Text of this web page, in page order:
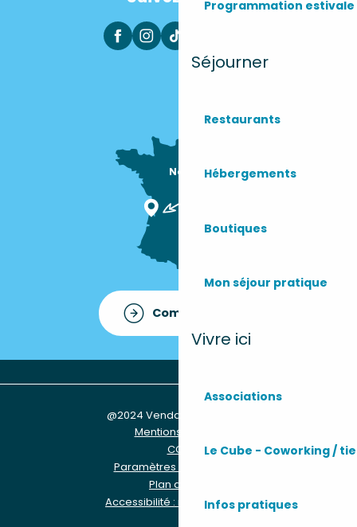
Programmation estivale
Séjourner
Restaurants
Hébergements
Boutiques
Mon séjour pratique
Vivre ici
Associations
Le Cube - Coworking /
Infos pratiques
Nous sommes
Comment venir ?
@2024 Vendays-Montalivet
Mentions légales
CGU
Paramètres des Cookies
Plan du site
Accessibilité : non conforme